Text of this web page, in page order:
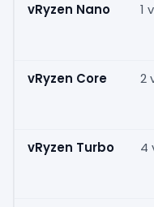
vRyzen Nano 1
vRyzen Core 2
vRyzen Turbo 4